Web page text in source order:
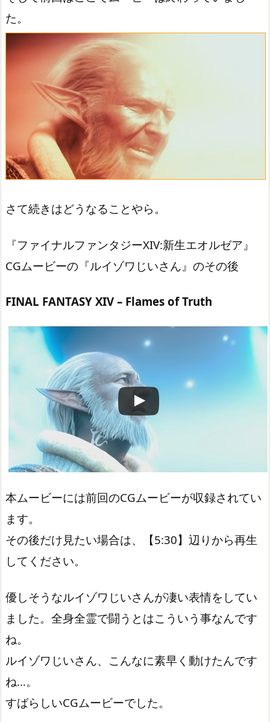
た。
さて続きはどうなることやら。
『ファイナルファンタジーXIV:新生エオルゼア』
CGムービーの『ルイゾワじいさん』のその後
FINAL FANTASY XIV – Flames of Truth
この動画を YouTube で視聴
本ムービーには前回のCGムービーが収録されてい
ます。
その後だけ見たい場合は、【5:30】辺りから再生
してください。
優しそうなルイゾワじいさんが凄い表情をしてい
ました。全身全霊で闘うとはこういう事なんです
ね。
ルイゾワじいさん、こんなに素早く動けたんです
ね…。
すばらしいCGムービーでした。